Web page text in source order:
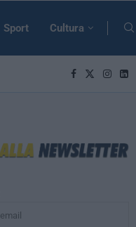
Sport Cultura